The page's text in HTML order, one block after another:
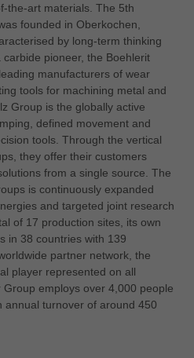
the-art materials. The 5th
founded in Oberkochen,
by long-term thinking
pioneer, the Boehlerit
manufacturers of wear
tools for machining metal and
Group is the globally active
defined movement and
tools. Through the vertical
they offer their customers
from a single source. The
is continuously expanded
and targeted joint research
of 17 production sites, its own
in 38 countries with 139
partner network, the
player represented on all
employs over 4,000 people
annual turnover of around 450